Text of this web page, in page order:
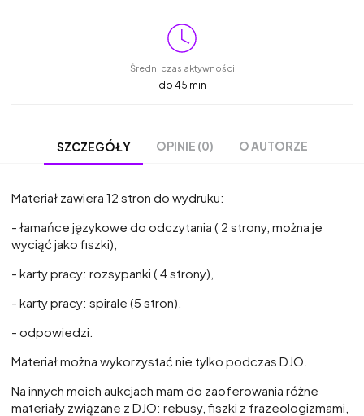
Średni czas aktywności
do 45 min
SZCZEGÓŁY OPINIE (0) O AUTORZE
Materiał zawiera 12 stron do wydruku:
- łamańce językowe do odczytania ( 2 strony, można je
wyciąć jako fiszki),
- karty pracy: rozsypanki ( 4 strony),
- karty pracy: spirale (5 stron),
- odpowiedzi.
Materiał można wykorzystać nie tylko podczas DJO.
Na innych moich aukcjach mam do zaoferowania różne
materiały związane z DJO: rebusy, fiszki z frazeologizmami,